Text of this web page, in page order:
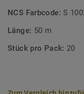
NCS Farbcode:S
Länge: 50 m
Stück pro Pack: 20